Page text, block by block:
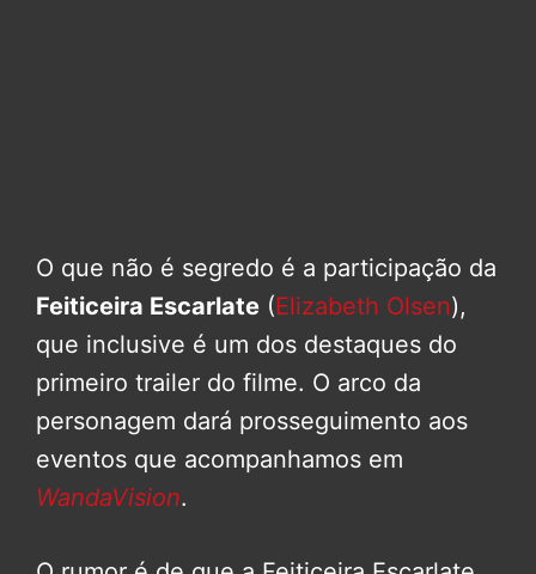
O que não é segredo é a participação da
Feiticeira Escarlate (Elizabeth Olsen),
que inclusive é um dos destaques do
primeiro trailer do filme. O arco da
personagem dará prosseguimento aos
eventos que acompanhamos em
WandaVision.